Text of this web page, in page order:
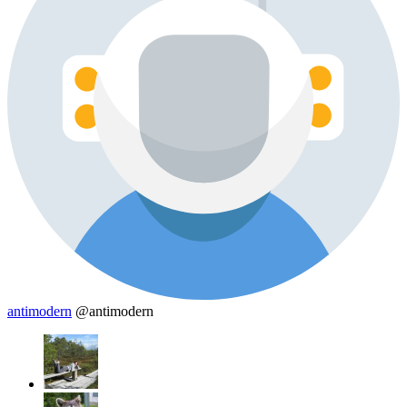
antimodern @antimodern